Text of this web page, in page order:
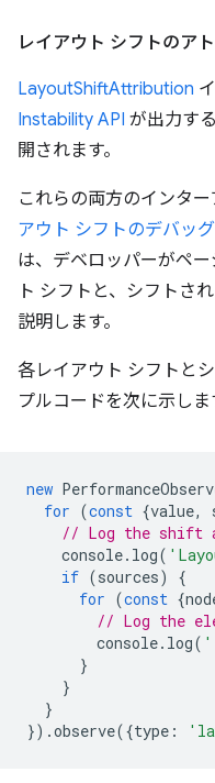
レイアウト シフトのア
LayoutShiftAttribution
Instability API が出力す
開されます。
これらの両方のインター
アウト シフトのデバッグ
は、デベロッパーがペ
ト シフトと、シフトさ
説明します。
各レイアウト シフトと
プルコードを次に示しま
new
for (const {value,
// Log the shift
console. log(
if (sources)
{
for (const {
// Log the
console. log( '
}
}
}
}).observe({type :